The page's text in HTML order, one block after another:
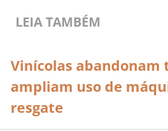
LEIA TAMBÉM
Vinícolas abandonam
ampliam uso de
resgate